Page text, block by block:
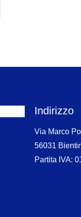
Indirizzo
Via Marco
56031
Partita IVA: